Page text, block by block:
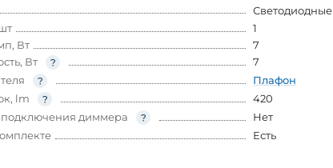
Светодиодные
1
Вт
7
Вт
7
Плафон
lm
420
диммера
Нет
Есть